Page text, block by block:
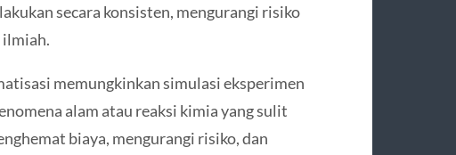
secara konsisten, mengurangi risiko
ilmiah.
memungkinkan simulasi eksperimen
alam atau reaksi kimia yang sulit
biaya, mengurangi risiko, dan